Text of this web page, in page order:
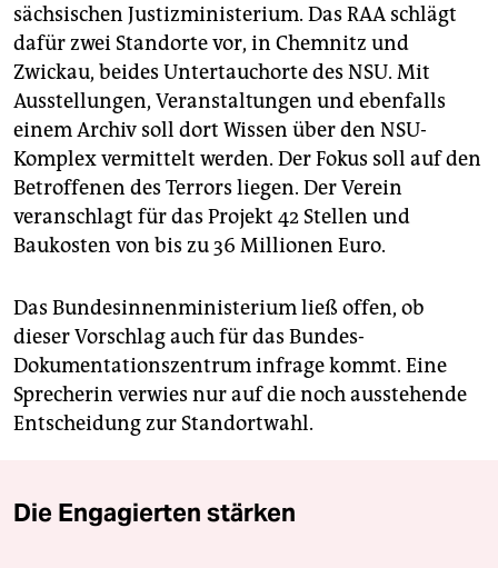
sächsischen Justizministerium. Das RAA schlägt
dafür zwei Standorte vor, in Chemnitz und
Zwickau, beides Untertauchorte des NSU. Mit
Ausstellungen, Veranstaltungen und ebenfalls
einem Archiv soll dort Wissen über den NSU-
Komplex vermittelt werden. Der Fokus soll auf den
Betroffenen des Terrors liegen. Der Verein
veranschlagt für das Projekt 42 Stellen und
Baukosten von bis zu 36 Millionen Euro.
Das Bundesinnenministerium ließ offen, ob
dieser Vorschlag auch für das Bundes-
Dokumentationszentrum infrage kommt. Eine
Sprecherin verwies nur auf die noch ausstehende
Entscheidung zur Standortwahl.
Die Engagierten stärken